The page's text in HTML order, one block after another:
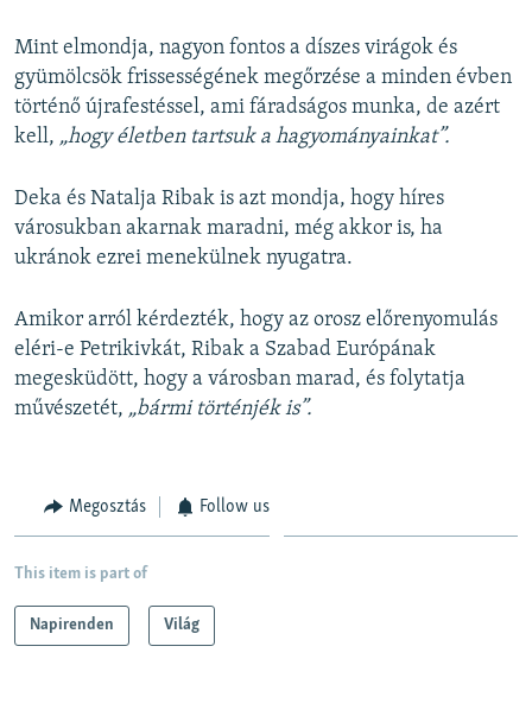
Mint elmondja, nagyon fontos a díszes virágok és
gyümölcsök frissességének megőrzése a minden évben
történő újrafestéssel, ami fáradságos munka, de azért
kell, „hogy életben tartsuk a hagyományainkat”.
Deka és Natalja Ribak is azt mondja, hogy híres
városukban akarnak maradni, még akkor is, ha
ukránok ezrei menekülnek nyugatra.
Amikor arról kérdezték, hogy az orosz előrenyomulás
eléri-e Petrikivkát, Ribak a Szabad Európának
megesküdött, hogy a városban marad, és folytatja
művészetét, „bármi történjék is”.
Megosztás Follow us
This item is part of
Napirenden Világ